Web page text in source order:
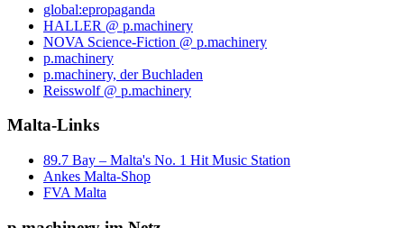
global:epropaganda
HALLER @ p.machinery
NOVA Science-Fiction @ p.machinery
p.machinery
p.machinery, der Buchladen
Reisswolf @ p.machinery
Malta-Links
89.7 Bay – Malta's No. 1 Hit Music Station
Ankes Malta-Shop
FVA Malta